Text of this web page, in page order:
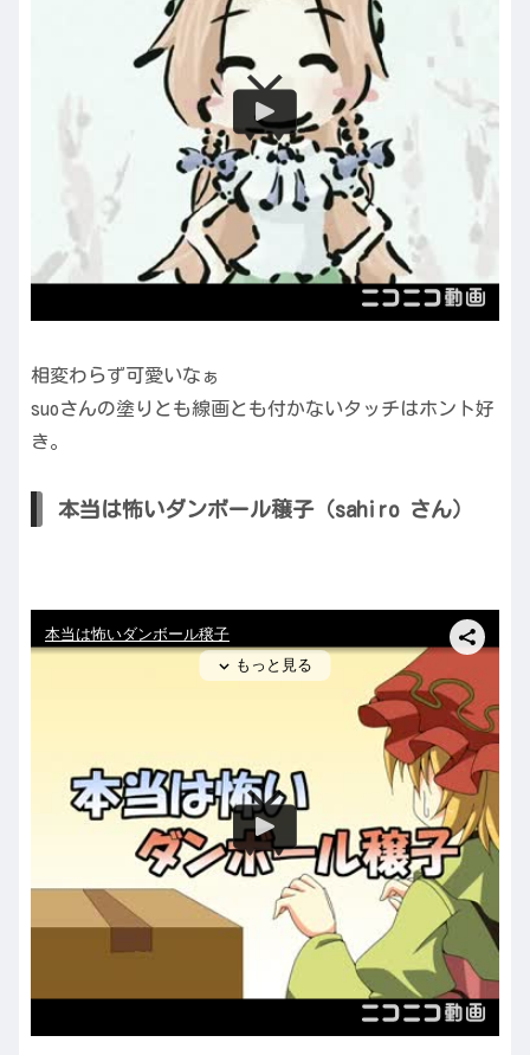
相変わらず可愛いなぁ
suoさんの塗りとも線画とも付かないタッチはホント好
き。
本当は怖いダンボール穣子（sahiro さん）